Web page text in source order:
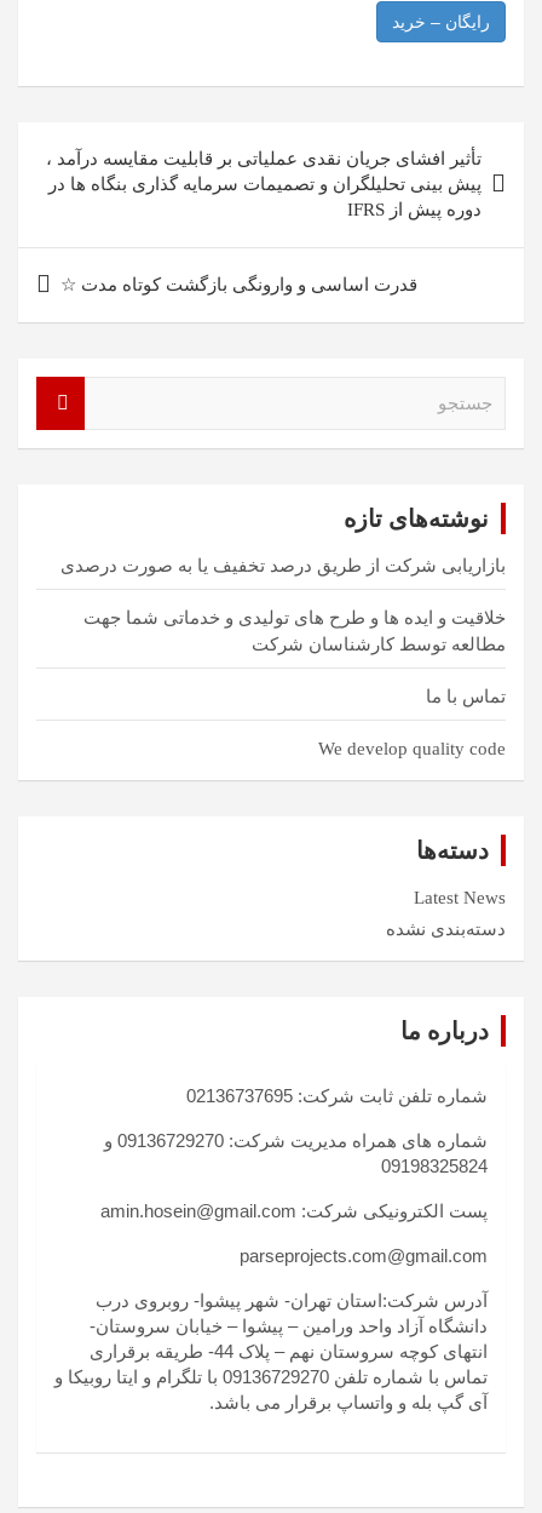
رایگان – خرید
راهبری
نوشته
تأثیر افشای جریان نقدی عملیاتی بر قابلیت مقایسه درآمد ،
پیش بینی تحلیلگران و تصمیمات سرمایه گذاری بنگاه ها در
دوره پیش از IFRS
قدرت اساسی و وارونگی بازگشت کوتاه مدت ☆
نوشته‌های تازه
بازاریابی شرکت از طریق درصد تخفیف یا به صورت درصدی
خلاقیت و ایده ها و طرح های تولیدی و خدماتی شما جهت
مطالعه توسط کارشناسان شرکت
تماس با ما
We develop quality code
دسته‌ها
Latest News
دسته‌بندی نشده
درباره ما
شماره تلفن ثابت شرکت: 02136737695
شماره های همراه مدیریت شرکت: 09136729270 و
09198325824
پست الکترونیکی شرکت: amin.hosein@gmail.com
parseprojects.com@gmail.com
آدرس شرکت:استان تهران- شهر پیشوا- روبروی درب
دانشگاه آزاد واحد ورامین – پیشوا – خیابان سروستان-
انتهای کوچه سروستان نهم – پلاک 44- طریقه برقراری
تماس با شماره تلفن 09136729270 با تلگرام و ایتا روبیکا و
آی گپ بله و واتساپ برقرار می باشد.